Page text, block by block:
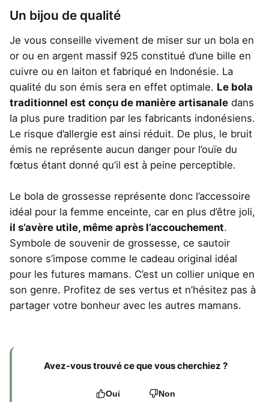
Un bijou de qualité
Je vous conseille vivement de miser sur un bola en
or ou en argent massif 925 constitué d’une bille en
cuivre ou en laiton et fabriqué en Indonésie. La
qualité du son émis sera en effet optimale. Le bola
traditionnel est conçu de manière artisanale dans
la plus pure tradition par les fabricants indonésiens.
Le risque d’allergie est ainsi réduit. De plus, le bruit
émis ne représente aucun danger pour l’ouïe du
fœtus étant donné qu’il est à peine perceptible.
Le bola de grossesse représente donc l’accessoire
idéal pour la femme enceinte, car en plus d’être joli,
il s’avère utile, même après l’accouchement.
Symbole de souvenir de grossesse, ce sautoir
sonore s’impose comme le cadeau original idéal
pour les futures mamans. C’est un collier unique en
son genre. Profitez de ses vertus et n’hésitez pas à
partager votre bonheur avec les autres mamans.
Avez-vous trouvé ce que vous cherchiez ?
Oui Non